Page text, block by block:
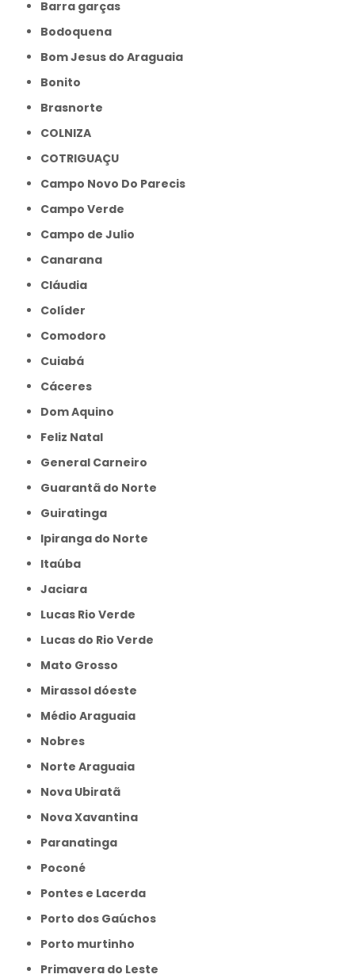
Barra garças
Bodoquena
Bom Jesus do Araguaia
Bonito
Brasnorte
COLNIZA
COTRIGUAÇU
Campo Novo Do Parecis
Campo Verde
Campo de Julio
Canarana
Cláudia
Colíder
Comodoro
Cuiabá
Cáceres
Dom Aquino
Feliz Natal
General Carneiro
Guarantã do Norte
Guiratinga
Ipiranga do Norte
Itaúba
Jaciara
Lucas Rio Verde
Lucas do Rio Verde
Mato Grosso
Mirassol dóeste
Médio Araguaia
Nobres
Norte Araguaia
Nova Ubiratã
Nova Xavantina
Paranatinga
Poconé
Pontes e Lacerda
Porto dos Gaúchos
Porto murtinho
Primavera do Leste